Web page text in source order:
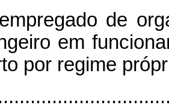
de
em
por regime